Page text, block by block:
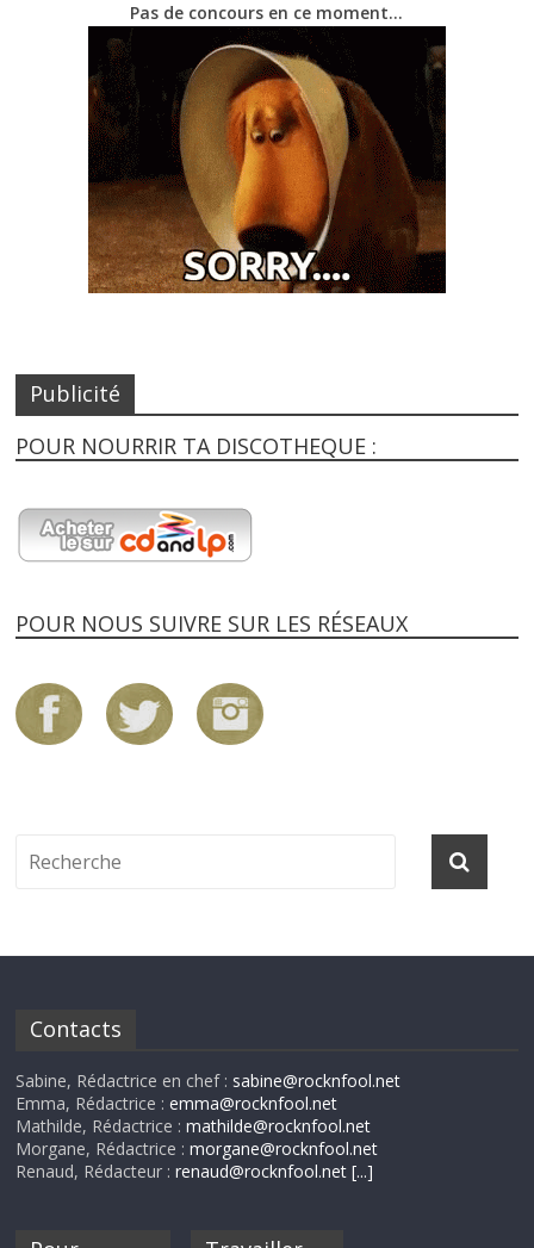
Pas de concours en ce moment…
Publicité
POUR NOURRIR TA DISCOTHEQUE :
POUR NOUS SUIVRE SUR LES RÉSEAUX
Contacts
Sabine, Rédactrice en chef : sabine@rocknfool.net
Emma, Rédactrice :emma@rocknfool.net
Mathilde, Rédactrice :mathilde@rocknfool.net
Morgane, Rédactrice :morgane@rocknfool.net
Renaud, Rédacteur :renaud@rocknfool.net [...]